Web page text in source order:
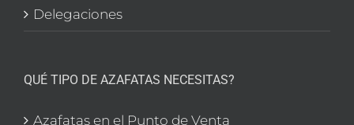
Delegaciones
QUÉ TIPO DE AZAFATAS NECESITAS?
Azafatas en el Punto de Venta